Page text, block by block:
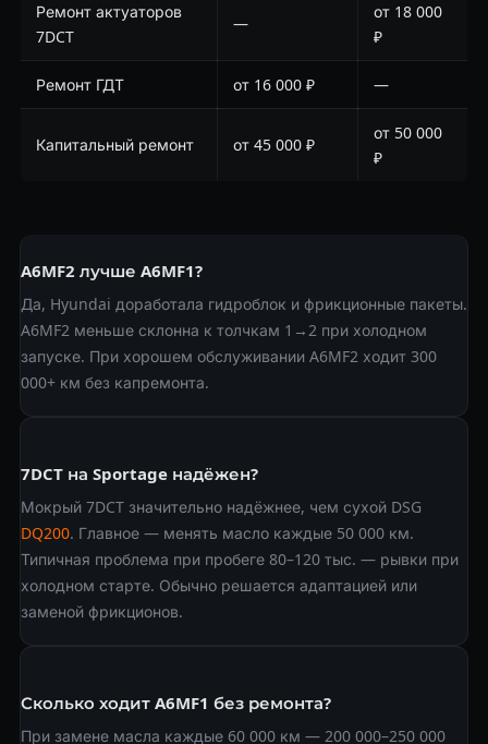
Ремонт актуаторов
7DCT
—
от 18 000
₽
Ремонт ГДТ от 16 000 ₽ —
Капитальный ремонт от 45 000 ₽
от 50 000
₽
A6MF2 лучше A6MF1?
Да, Hyundai доработала гидроблок и фрикционные пакеты.
A6MF2 меньше склонна к толчкам 1→2 при холодном
запуске. При хорошем обслуживании A6MF2 ходит 300
000+ км без капремонта.
7DCT на Sportage надёжен?
Мокрый 7DCT значительно надёжнее, чем сухой DSG
DQ200. Главное — менять масло каждые 50 000 км.
Типичная проблема при пробеге 80–120 тыс. — рывки при
холодном старте. Обычно решается адаптацией или
заменой фрикционов.
Сколько ходит A6MF1 без ремонта?
При замене масла каждые 60 000 км — 200 000–250 000